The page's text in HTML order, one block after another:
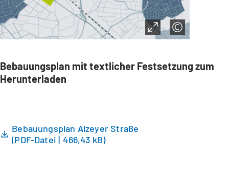
Bebauungsplan mit textlicher Festsetzung zum
Herunterladen
Bebauungsplan Alzeyer Straße
PDF-Datei 466,43 kB